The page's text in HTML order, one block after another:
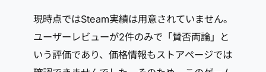
現時点ではSteam実績は用意されていません。
ユーザーレビューが2件のみで「賛否両論」と
いう評価であり、価格情報もストアページでは